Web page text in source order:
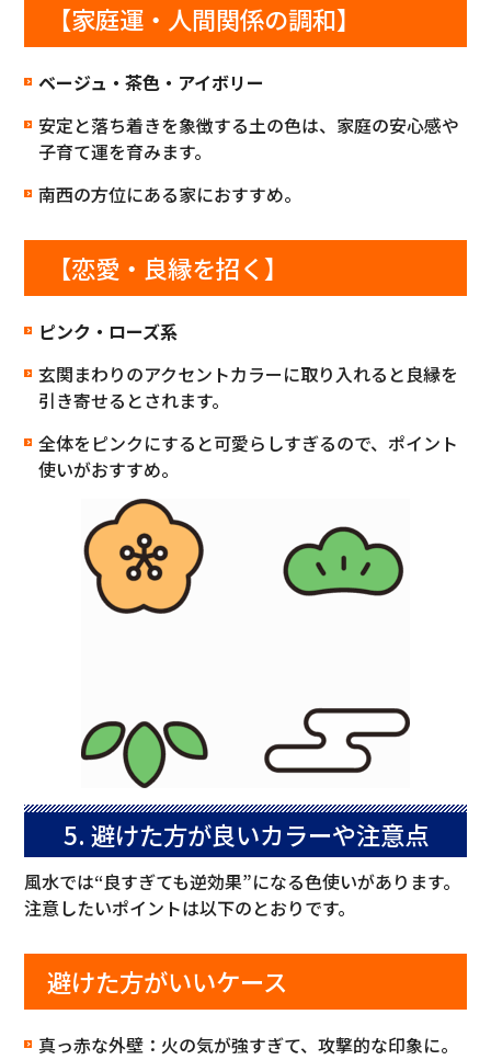
【家庭運・人間関係の調和】
ベージュ・茶色・アイボリー
安定と落ち着きを象徴する土の色は、家庭の安心感や
子育て運を育みます。
南西の方位にある家におすすめ。
【恋愛・良縁を招く】
ピンク・ローズ系
玄関まわりのアクセントカラーに取り入れると良縁を
引き寄せるとされます。
全体をピンクにすると可愛らしすぎるので、ポイント
使いがおすすめ。
5. 避けた方が良いカラーや注意点
風水では“良すぎても逆効果”になる色使いがあります。
注意したいポイントは以下のとおりです。
避けた方がいいケース
真っ赤な外壁：火の気が強すぎて、攻撃的な印象に。